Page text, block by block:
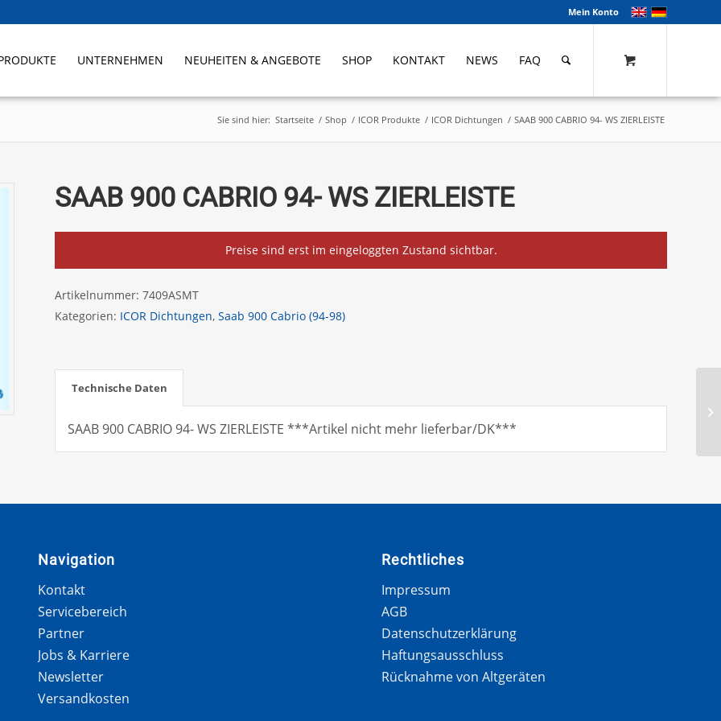
Mein Konto
UNTERNEHMEN NEUHEITEN & ANGEBOTE SHOP KONTAKT NEWS FAQ
Sie sind hier: Startseite / Shop / ICOR Produkte / ICOR Dichtungen / SAAB 900 CABRIO 94- WS ZIERLEISTE
SAAB 900 CABRIO 94- WS ZIERLEISTE
Preise sind erst im eingeloggten Zustand sichtbar.
Artikelnummer:7409ASMT
Kategorien: ICOR Dichtungen,Saab 900 Cabrio (94-98)
Technische Daten
SAAB 900 CABRIO 94- WS ZIERLEISTE ***Artikel nicht mehr lieferbar/DK***
Navigation
Kontakt
Servicebereich
Partner
Jobs & Karriere
Newsletter
Versandkosten
Rechtliches
Impressum
AGB
Datenschutzerklärung
Haftungsausschluss
Rücknahme von Altgeräten